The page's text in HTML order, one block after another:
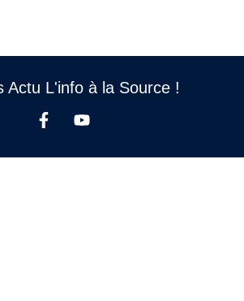
Actu L'info à la Source !